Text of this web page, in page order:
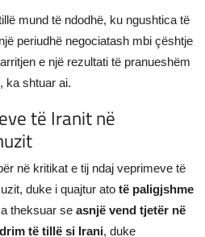
mund të ndodhë, ku ngushtica të
periudhë negociatash mbi çështje
e një rezultati të pranueshëm
ka shtuar ai.
të Iranit në
në kritikat e tij ndaj veprimeve të
duke i quajtur ato të paligjshme
theksuar se asnjë vend tjetër në
të tillë si Irani, duke